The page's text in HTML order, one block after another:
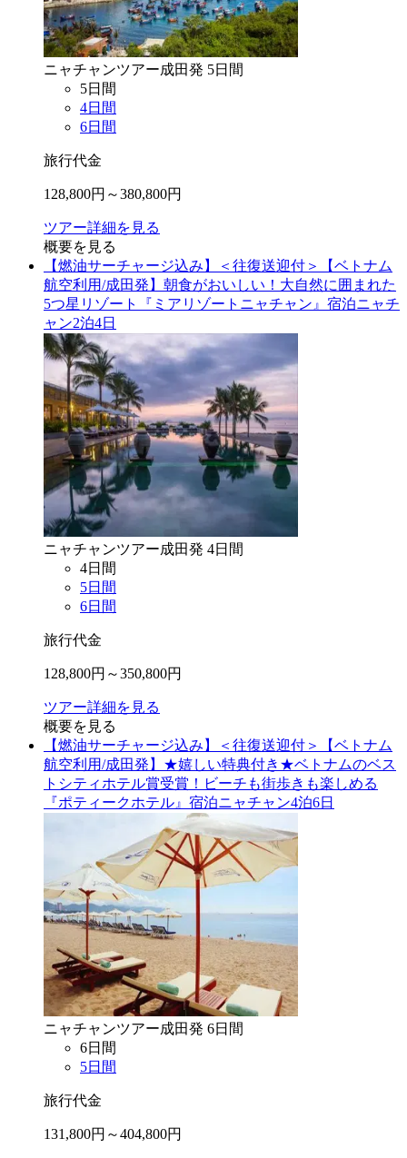
ニャチャンツアー成田発 5日間
5日間
4日間
6日間
旅行代金
128,800円～380,800円
ツアー詳細を見る
概要を見る
【燃油サーチャージ込み】＜往復送迎付＞【ベトナム
航空利用/成田発】朝食がおいしい！大自然に囲まれた
5つ星リゾート『ミアリゾートニャチャン』宿泊ニャチ
ャン2泊4日
ニャチャンツアー成田発 4日間
4日間
5日間
6日間
旅行代金
128,800円～350,800円
ツアー詳細を見る
概要を見る
【燃油サーチャージ込み】＜往復送迎付＞【ベトナム
航空利用/成田発】★嬉しい特典付き★ベトナムのベス
トシティホテル賞受賞！ビーチも街歩きも楽しめる
『ポティークホテル』宿泊ニャチャン4泊6日
ニャチャンツアー成田発 6日間
6日間
5日間
旅行代金
131,800円～404,800円